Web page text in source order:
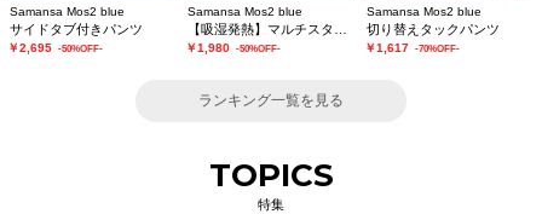
Samansa Mos2 blue
サイドタブ付きパンツ
￥2,695 -50%OFF-
Samansa Mos2 blue
￥1,980 -50%OFF-
Samansa Mos2 blue
切り替えタックパンツ
￥1,617 -70%OFF-
ランキング一覧を見る
TOPICS
特集